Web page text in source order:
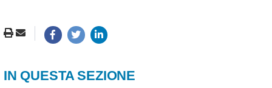
IN QUESTA SEZIONE